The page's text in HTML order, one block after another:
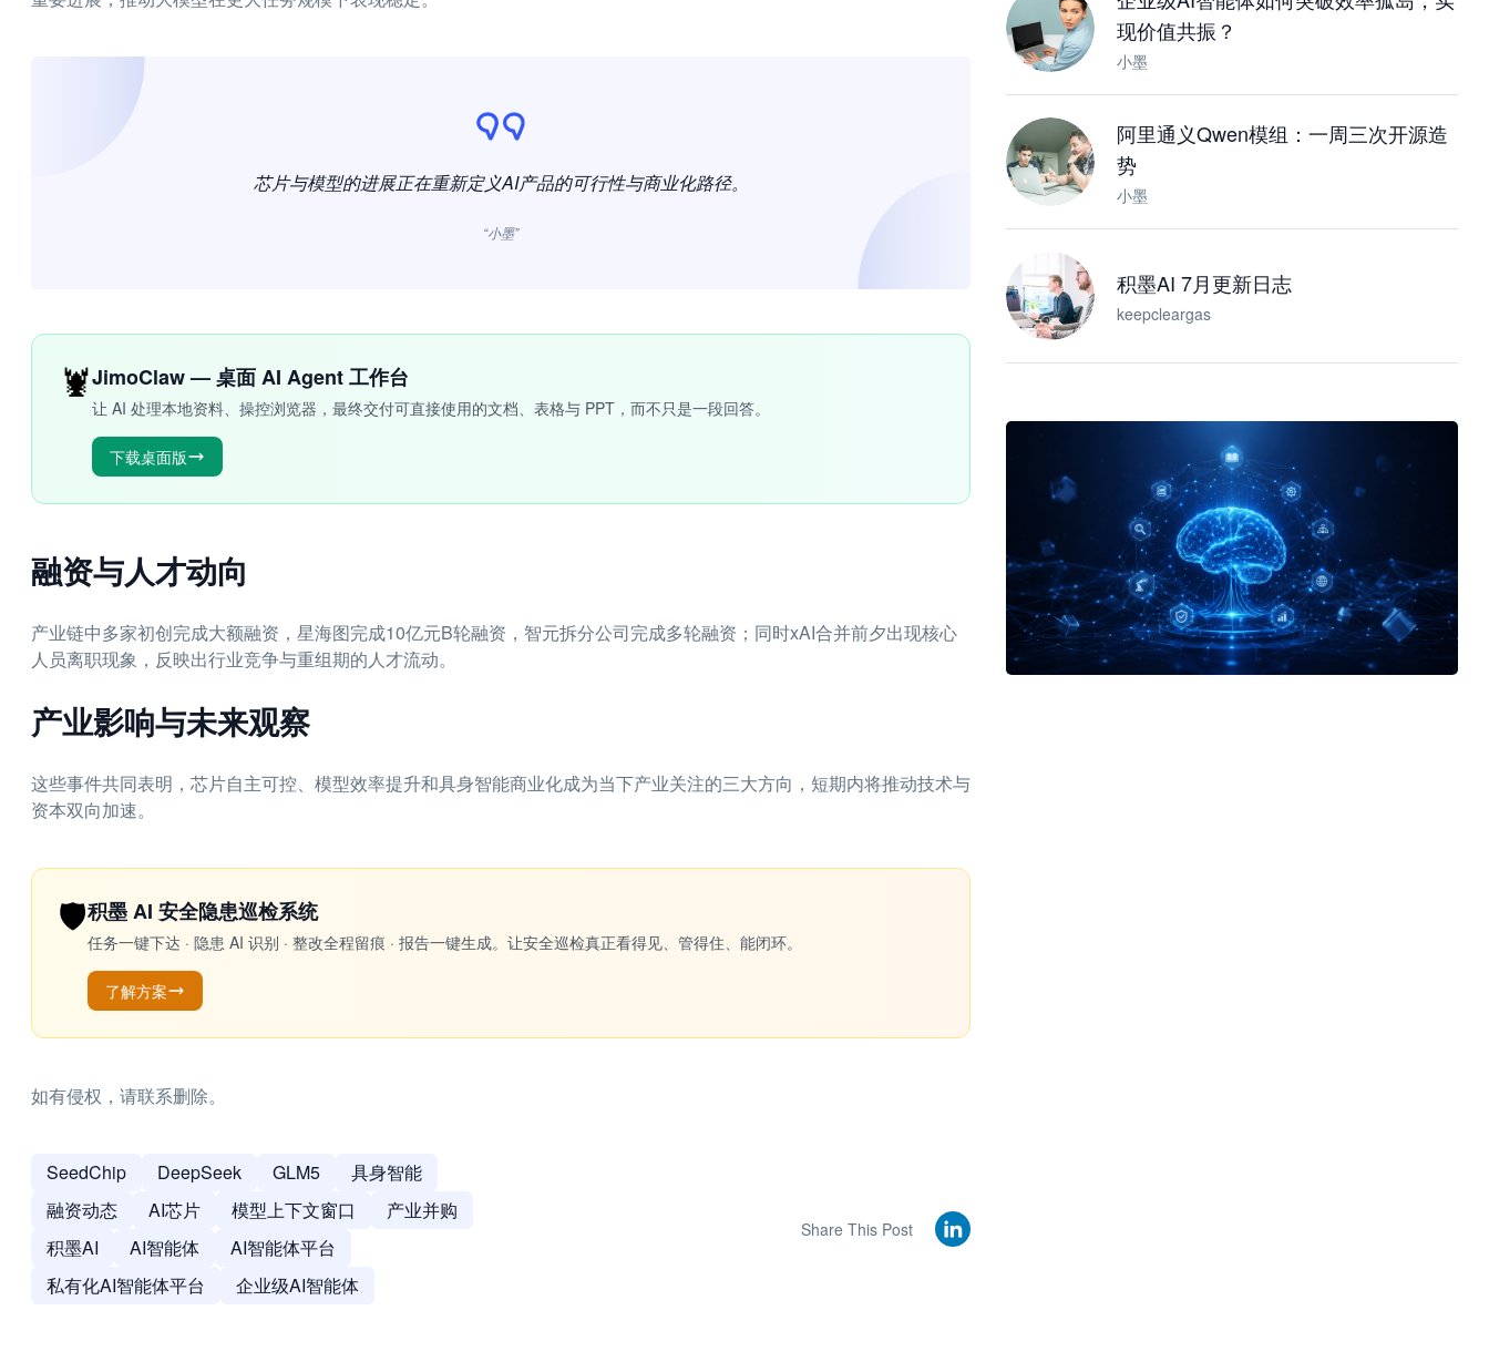
芯片与模型的进展正在重新定义AI产品的可行性与商业化路径。
“小墨”
🦞JimoClaw — 桌面 AI Agent 工作台
让 AI 处理本地资料、操控浏览器，最终交付可直接使用的文档、表格与 PPT，而不只是一段回答。
下载桌面版
融资与人才动向
产业链中多家初创完成大额融资，星海图完成10亿元B轮融资，智元拆分公司完成多轮融资；同时xAI合并前夕出现核心
人员离职现象，反映出行业竞争与重组期的人才流动。
产业影响与未来观察
这些事件共同表明，芯片自主可控、模型效率提升和具身智能商业化成为当下产业关注的三大方向，短期内将推动技术与
资本双向加速。
🛡️积墨 AI 安全隐患巡检系统
任务一键下达 · 隐患 AI 识别 · 整改全程留痕 · 报告一键生成。让安全巡检真正看得见、管得住、能闭环。
了解方案
如有侵权，请联系删除。
SeedChip DeepSeek GLM5
具身智能
融资动态
AI芯片 模型上下文窗口
产业并购
积墨AI
AI智能体
AI智能体平台
私有化AI智能体平台
企业级AI智能体
Share This Post
现价值共振？
小墨
阿里通义Qwen模组：一周三次开源造
势
小墨
积墨AI 7月更新日志
keepcleargas